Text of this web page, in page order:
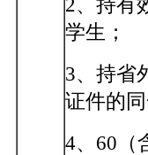
2、持有
学生；
3、持省
证件的
4、60（